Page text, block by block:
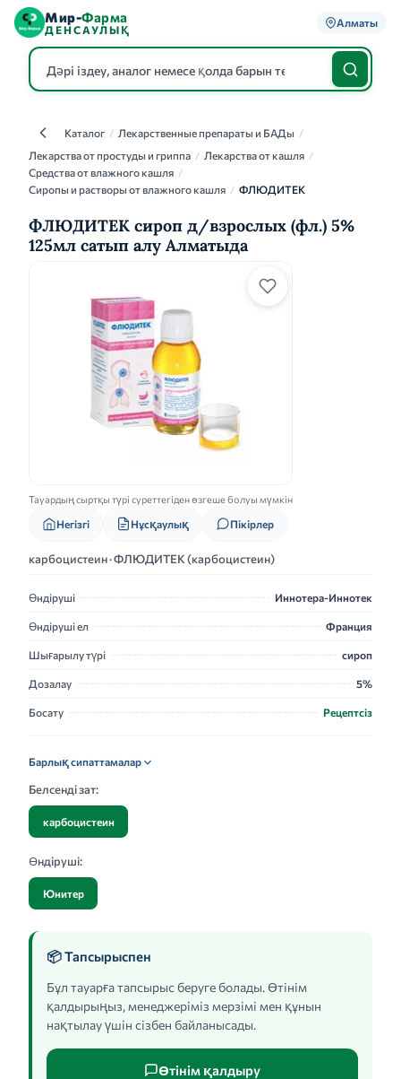
Мир-Фарма
ДЕНСАУЛЫҚ
Алматы
КаталогКаталог / Лекарственные препараты и БАДы /
Лекарства от простуды и гриппа / Лекарства от кашля /
Средства от влажного кашля /
Сиропы и растворы от влажного кашля / ФЛЮДИТЕК
ФЛЮДИТЕК сироп д/взрослых (фл.) 5%
125мл сатып алу Алматыда
Тауардың сыртқы түрі суреттегіден өзгеше болуы мүмкін
Негізгі Нұсқаулық Пікірлер
карбоцистеин · ФЛЮДИТЕК (карбоцистеин)
Өндіруші Иннотера-Иннотек
Өндіруші ел Франция
Шығарылу түрі сироп
Дозалау 5%
Босату Рецептсіз
Барлық сипаттамалар
Белсенді зат:
карбоцистеин
Өндіруші:
Юнитер
📦 Тапсырыспен
Бұл тауарға тапсырыс беруге болады. Өтінім
қалдырыңыз, менеджеріміз мерзімі мен құнын
нақтылау үшін сізбен байланысады.
Өтінім қалдыру